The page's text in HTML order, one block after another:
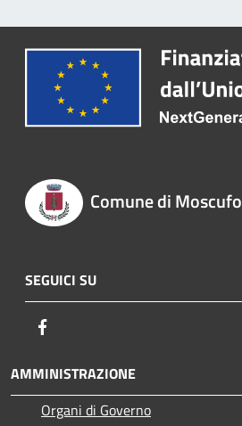
Comune di Moscufo
SEGUICI SU
AMMINISTRAZIONE
Organi di Governo